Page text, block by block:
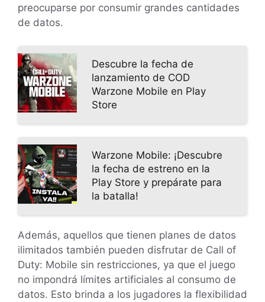
preocuparse por consumir grandes cantidades
de datos.
Descubre la fecha de
lanzamiento de COD
Warzone Mobile en Play
Store
Warzone Mobile: ¡Descubre
la fecha de estreno en la
Play Store y prepárate para
la batalla!
Además, aquellos que tienen planes de datos
ilimitados también pueden disfrutar de Call of
Duty: Mobile sin restricciones, ya que el juego
no impondrá límites artificiales al consumo de
datos. Esto brinda a los jugadores la flexibilidad